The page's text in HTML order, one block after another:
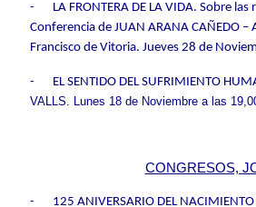
- LA FRONTERA DE LA VIDA. Sobre las
Conferencia de JUAN ARANA CAÑEDO –
Francisco de Vitoria. Jueves 28 de
- EL SENTIDO DEL SUFRIMIENTO
VALLS. Lunes 18 de Noviembre a las
CONGRESOS,
- 125 ANIVERSARIO DEL NACIMIENTO